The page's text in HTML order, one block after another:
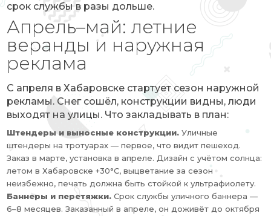
срок службы в разы дольше.
Апрель–май: летние
веранды и наружная
реклама
С апреля в Хабаровске стартует сезон наружной
рекламы. Снег сошёл, конструкции видны, люди
выходят на улицы. Что закладывать в план:
Штендеры и выносные конструкции. Уличные
штендеры на тротуарах — первое, что видит пешеход.
Заказ в марте, установка в апреле. Дизайн с учётом солнца:
летом в Хабаровске +30°C, выцветание за сезон
неизбежно, печать должна быть стойкой к ультрафиолету.
Баннеры и перетяжки. Срок службы уличного баннера —
6–8 месяцев. Заказанный в апреле, он доживёт до октября